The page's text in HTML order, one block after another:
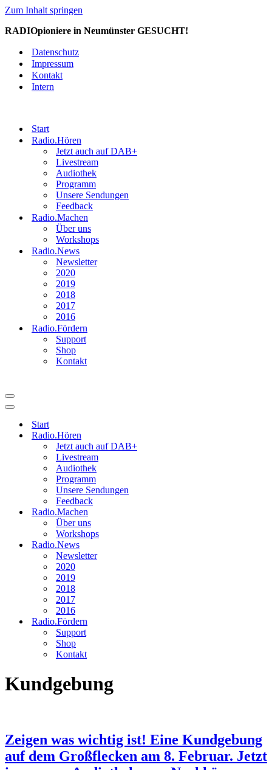
Zum Inhalt springen
RADIOpioniere in Neumünster GESUCHT!
Datenschutz
Impressum
Kontakt
Intern
Start
Radio.Hören
Jetzt auch auf DAB+
Livestream
Audiothek
Programm
Unsere Sendungen
Feedback
Radio.Machen
Über uns
Workshops
Radio.News
Newsletter
2020
2019
2018
2017
2016
Radio.Fördern
Support
Shop
Kontakt
Navigationsmenü
Navigationsmenü
Start
Radio.Hören
Jetzt auch auf DAB+
Livestream
Audiothek
Programm
Unsere Sendungen
Feedback
Radio.Machen
Über uns
Workshops
Radio.News
Newsletter
2020
2019
2018
2017
2016
Radio.Fördern
Support
Shop
Kontakt
Kundgebung
Zeigen was wichtig ist! Eine Kundgebung
auf dem Großflecken am 8. Februar. Jetzt